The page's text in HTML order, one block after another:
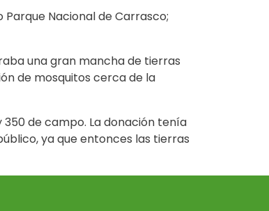
Nacional de Carrasco;
una gran mancha de tierras
de mosquitos cerca de la
350 de campo. La donación tenía
ya que entonces las tierras